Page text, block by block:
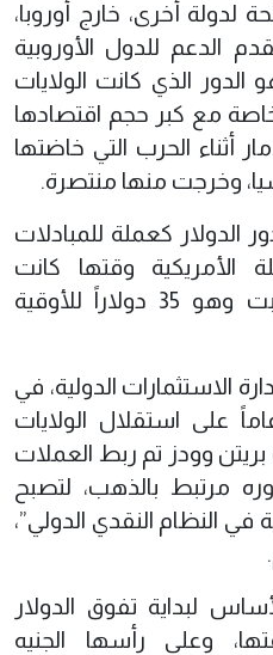
لدولة أخرى، خارج أوروبا،
الدعم للدول الأوروبية
الدور الذي كانت الولايات
خاصة مع كبر حجم اقتصادها
أثناء الحرب التي خاضتها
وخرجت منها منتصرة.
الدولار كعملة للمبادلات
الأمريكية وقتها كانت
مرتبطة بالذهب بسعر ثابت وهو 35 دولاراً للأوقية
الاستثمارات الدولية، في
نشرته بمرور 250 عاماً على استقلال الولايات
بريتن وودز تم ربط العملات
مرتبط بالذهب، لتصبح
في النظام النقدي الدولي”،
لبداية تفوق الدولار
وعلى رأسها الجنيه